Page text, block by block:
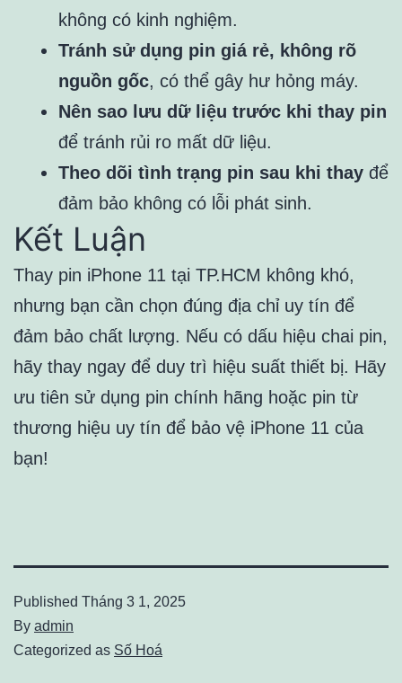
không có kinh nghiệm.
Tránh sử dụng pin giá rẻ, không rõ
nguồn gốc, có thể gây hư hỏng máy.
Nên sao lưu dữ liệu trước khi thay pin
để tránh rủi ro mất dữ liệu.
Theo dõi tình trạng pin sau khi thay để
đảm bảo không có lỗi phát sinh.
Kết Luận
Thay pin iPhone 11 tại TP.HCM không khó,
nhưng bạn cần chọn đúng địa chỉ uy tín để
đảm bảo chất lượng. Nếu có dấu hiệu chai pin,
hãy thay ngay để duy trì hiệu suất thiết bị. Hãy
ưu tiên sử dụng pin chính hãng hoặc pin từ
thương hiệu uy tín để bảo vệ iPhone 11 của
bạn!
Published Tháng 3 1, 2025
By admin
Categorized as Số Hoá